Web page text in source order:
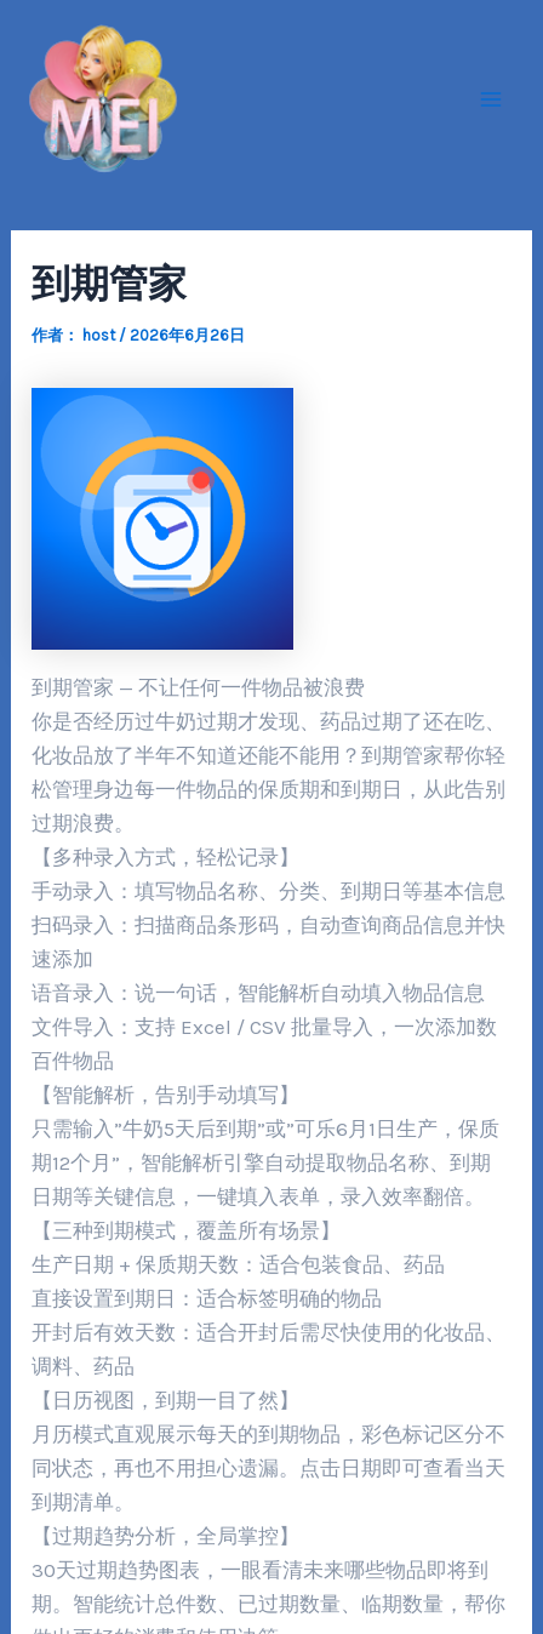
到期管家
作者： host /2026年6月26日
到期管家 — 不让任何一件物品被浪费
你是否经历过牛奶过期才发现、药品过期了还在吃、
化妆品放了半年不知道还能不能用？到期管家帮你轻
松管理身边每一件物品的保质期和到期日，从此告别
过期浪费。
【多种录入方式，轻松记录】
手动录入：填写物品名称、分类、到期日等基本信息
扫码录入：扫描商品条形码，自动查询商品信息并快
速添加
语音录入：说一句话，智能解析自动填入物品信息
文件导入：支持 Excel / CSV 批量导入，一次添加数
百件物品
【智能解析，告别手动填写】
只需输入”牛奶5天后到期”或”可乐6月1日生产，保质
期12个月”，智能解析引擎自动提取物品名称、到期
日期等关键信息，一键填入表单，录入效率翻倍。
【三种到期模式，覆盖所有场景】
生产日期 + 保质期天数：适合包装食品、药品
直接设置到期日：适合标签明确的物品
开封后有效天数：适合开封后需尽快使用的化妆品、
调料、药品
【日历视图，到期一目了然】
月历模式直观展示每天的到期物品，彩色标记区分不
同状态，再也不用担心遗漏。点击日期即可查看当天
到期清单。
【过期趋势分析，全局掌控】
30天过期趋势图表，一眼看清未来哪些物品即将到
期。智能统计总件数、已过期数量、临期数量，帮你
navigation